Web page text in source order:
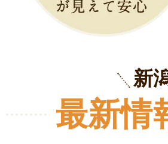
新
最新情